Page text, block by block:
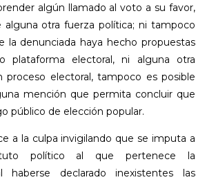
algún llamado al voto a su favor,
otra fuerza política; ni tampoco
la denunciada haya hecho propuestas
plataforma electoral, ni alguna otra
proceso electoral, tampoco es posible
mención que permita concluir que
público de elección popular.
a la culpa invigilando que se imputa a
político al que pertenece la
haberse declarado inexistentes las